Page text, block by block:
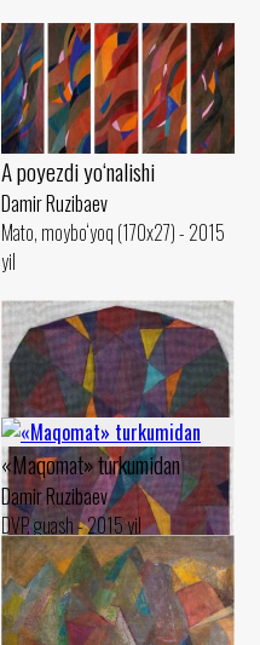
A poyezdi yo‘nalishi
Damir Ruzibaev
Mato, moybo‘yoq (170x27) - 2015
yil
«Maqomat» turkumidan
Damir Ruzibaev
DVP, guash - 2015 yil